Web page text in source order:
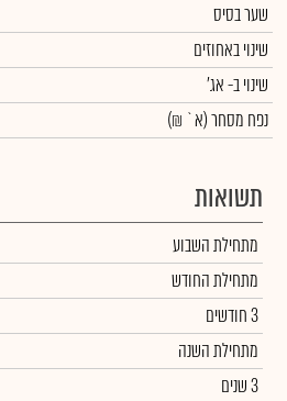
שער בסיס
שינוי באחוזים
שינויב- אג'
נפח מסחר(א` ₪)
תשואות
מתחילת השבוע
מתחילת החודש
3 חודשים
מתחילת השנה
3 שנים